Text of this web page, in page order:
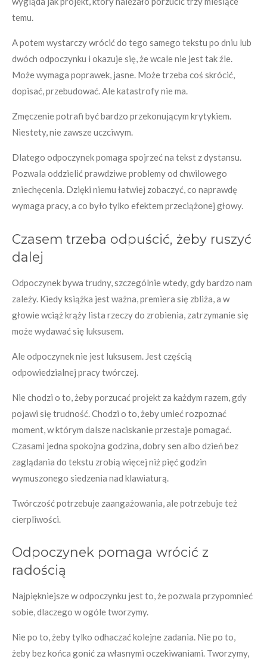
temu.
A potem wystarczy wrócić do tego samego tekstu po dniu lub
dwóch odpoczynku i okazuje się, że wcale nie jest tak źle.
Może wymaga poprawek, jasne. Może trzeba coś skrócić,
dopisać, przebudować. Ale katastrofy nie ma.
Zmęczenie potrafi być bardzo przekonującym krytykiem.
Niestety, nie zawsze uczciwym.
Dlatego odpoczynek pomaga spojrzeć na tekst z dystansu.
Pozwala oddzielić prawdziwe problemy od chwilowego
zniechęcenia. Dzięki niemu łatwiej zobaczyć, co naprawdę
wymaga pracy, a co było tylko efektem przeciążonej głowy.
Czasem trzeba odpuścić, żeby ruszyć
dalej
Odpoczynek bywa trudny, szczególnie wtedy, gdy bardzo nam
zależy. Kiedy książka jest ważna, premiera się zbliża, a w
głowie wciąż krąży lista rzeczy do zrobienia, zatrzymanie się
może wydawać się luksusem.
Ale odpoczynek nie jest luksusem. Jest częścią
odpowiedzialnej pracy twórczej.
Nie chodzi o to, żeby porzucać projekt za każdym razem, gdy
pojawi się trudność. Chodzi o to, żeby umieć rozpoznać
moment, w którym dalsze naciskanie przestaje pomagać.
Czasami jedna spokojna godzina, dobry sen albo dzień bez
zaglądania do tekstu zrobią więcej niż pięć godzin
wymuszonego siedzenia nad klawiaturą.
Twórczość potrzebuje zaangażowania, ale potrzebuje też
cierpliwości.
Odpoczynek pomaga wrócić z
radością
Najpiękniejsze w odpoczynku jest to, że pozwala przypomnieć
sobie, dlaczego w ogóle tworzymy.
Nie po to, żeby tylko odhaczać kolejne zadania. Nie po to,
żeby bez końca gonić za własnymi oczekiwaniami. Tworzymy,